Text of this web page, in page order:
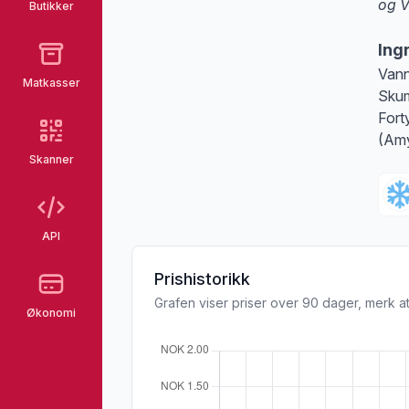
Butikker
Matkasser
Skanner
API
Økonomi
og
Prishistorikk
Grafen viser priser over 90 dager, merk